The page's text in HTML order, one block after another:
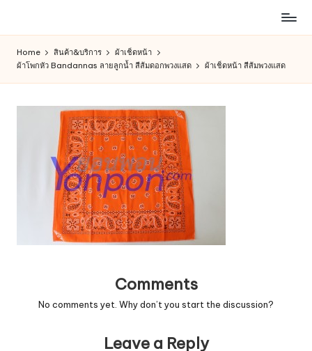
content
สินค้า
คน
Home สินค้า&บริการ
ผ้าเช็ดหน้า
ผ้าโพกหัว Bandannas ลายลูกน้ำ สีส้มดอกพวงแสด
ผ้าเช็ดหน้า สีส้มพวงแสด
Comments
No comments yet. Why don’t you start the discussion?
Leave a Reply